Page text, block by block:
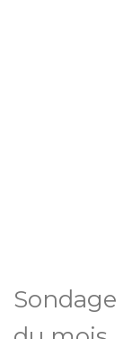
Sondage